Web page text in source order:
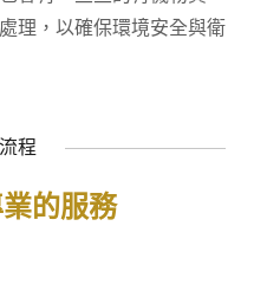
理，以確保環境安全與衛
程
的服務